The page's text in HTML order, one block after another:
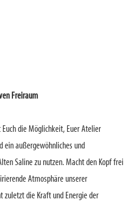
Freiraum
die Möglichkeit, Euer Atelier
ein außergewöhnliches und
Saline zu nutzen. Macht den Kopf frei
Atmosphäre unserer
zuletzt die Kraft und Energie der